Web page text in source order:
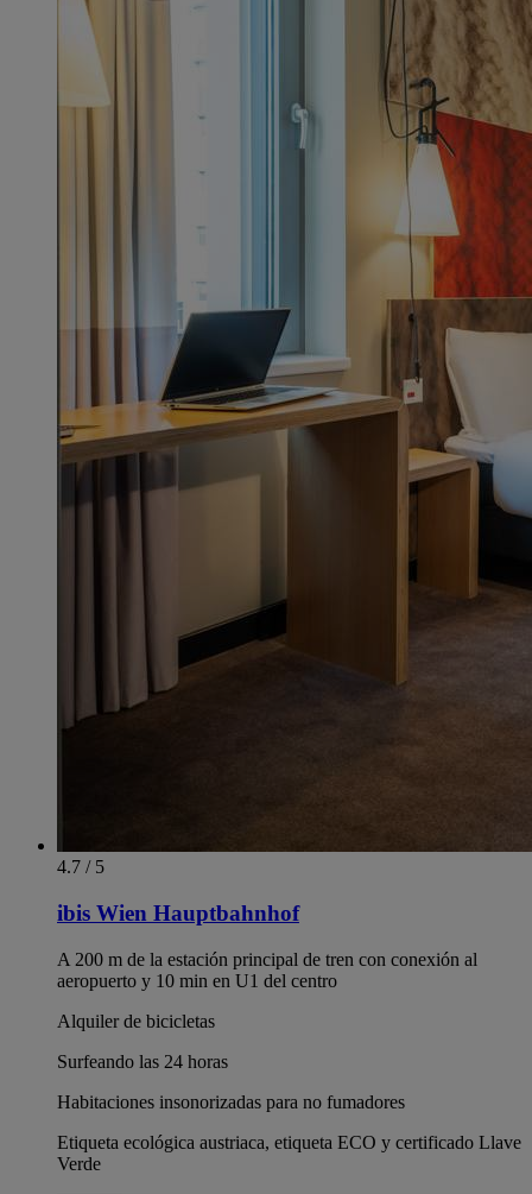
4.7 / 5
ibis Wien Hauptbahnhof
A 200 m de la estación principal de tren con conexión al
aeropuerto y 10 min en U1 del centro
Alquiler de bicicletas
Surfeando las 24 horas
Habitaciones insonorizadas para no fumadores
Etiqueta ecológica austriaca, etiqueta ECO y certificado Llave
Verde